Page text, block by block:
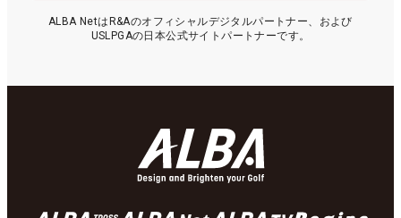
ALBA NetはR&Aのオフィシャルデジタルパートナー、および
USLPGAの日本公式サイトパートナーです。